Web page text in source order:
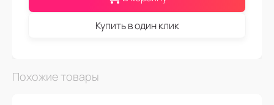
Купить в один клик
Похожие товары